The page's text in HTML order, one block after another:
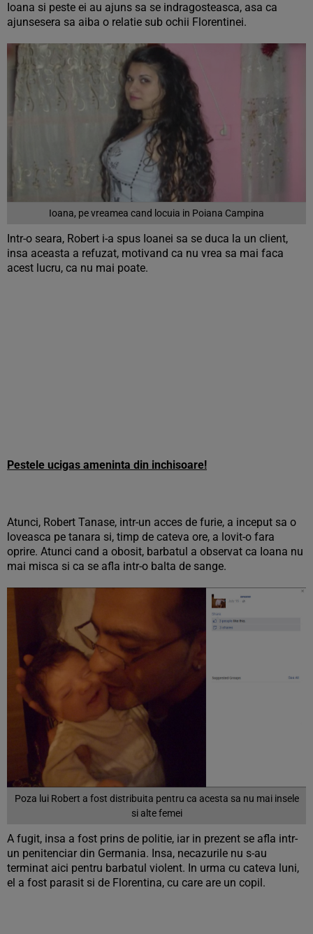
Ioana si peste ei au ajuns sa se indragosteasca, asa ca
ajunsesera sa aiba o relatie sub ochii Florentinei.
Ioana, pe vreamea cand locuia in Poiana Campina
Intr-o seara, Robert i-a spus Ioanei sa se duca la un client,
insa aceasta a refuzat, motivand ca nu vrea sa mai faca
acest lucru, ca nu mai poate.
Pestele ucigas ameninta din inchisoare!
Atunci, Robert Tanase, intr-un acces de furie, a inceput sa o
loveasca pe tanara si, timp de cateva ore, a lovit-o fara
oprire. Atunci cand a obosit, barbatul a observat ca Ioana nu
mai misca si ca se afla intr-o balta de sange.
Poza lui Robert a fost distribuita pentru ca acesta sa nu mai insele
si alte femei
A fugit, insa a fost prins de politie, iar in prezent se afla intr-
un penitenciar din Germania. Insa, necazurile nu s-au
terminat aici pentru barbatul violent. In urma cu cateva luni,
el a fost parasit si de Florentina, cu care are un copil.